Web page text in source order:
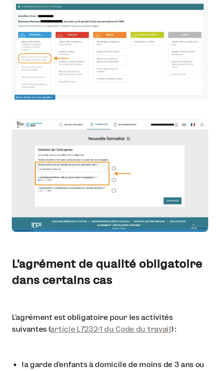
L’agrément de qualité obligatoire
dans certains cas
L’agrément est obligatoire pour les activités
suivantes (article L7232-1 du Code du travail) :
la garde d’enfants à domicile de moins de 3 ans ou